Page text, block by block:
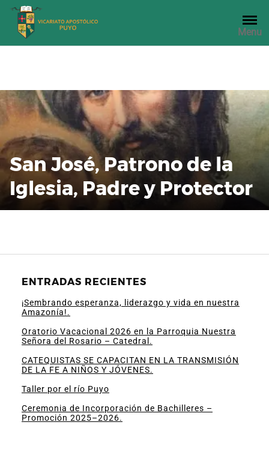
Saltar
contenido
Menu
San José, Patrono de la
Iglesia, Padre y Protector
ENTRADAS RECIENTES
¡Sembrando esperanza, liderazgo y vida en nuestra
Amazonía!.
Oratorio Vacacional 2026 en la Parroquia Nuestra
Señora del Rosario – Catedral.
CATEQUISTAS SE CAPACITAN EN LA TRANSMISIÓN
DE LA FE A NIÑOS Y JÓVENES.
Taller por el río Puyo
Ceremonia de Incorporación de Bachilleres –
Promoción 2025–2026.